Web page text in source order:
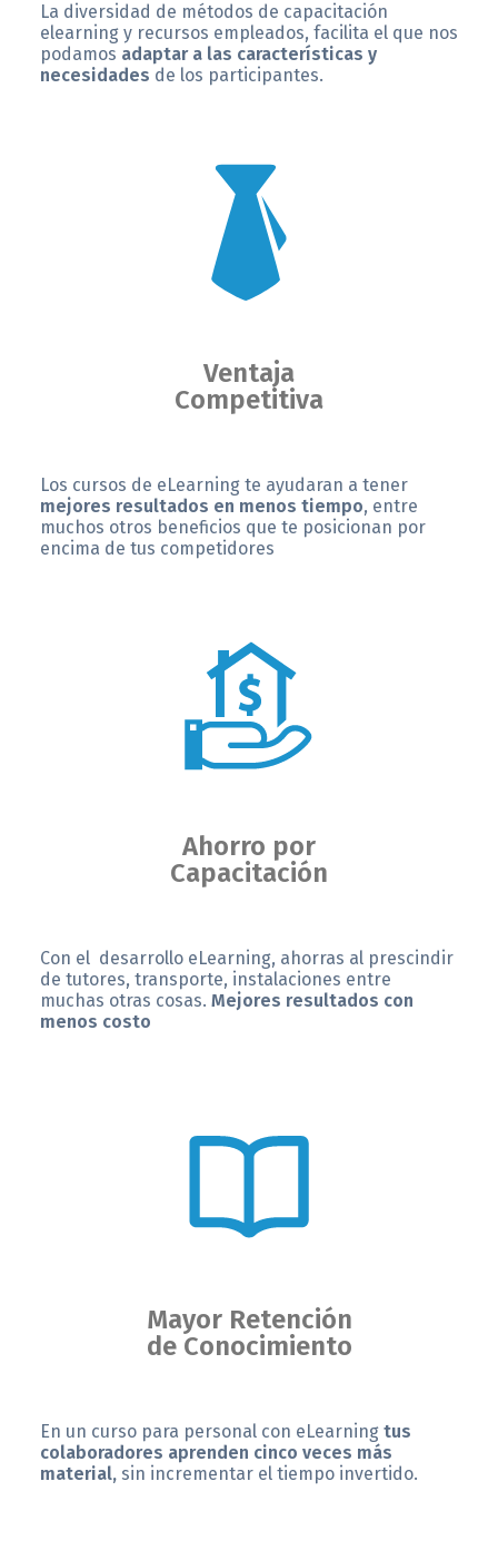
La diversidad de métodos de capacitación
elearning y recursos empleados, facilita el que nos
podamos adaptar a las características y
necesidades de los participantes.
Ventaja
Competitiva
Los cursos de eLearning te ayudaran a tener
mejores resultados en menos tiempo, entre
muchos otros beneficios que te posicionan por
encima de tus competidores
Ahorro por
Capacitación
Con el desarrollo eLearning, ahorras al prescindir
de tutores, transporte, instalaciones entre
muchas otras cosas. Mejores resultados con
menos costo
Mayor Retención
de Conocimiento
En un curso para personal con eLearning tus
colaboradores aprenden cinco veces más
material, sin incrementar el tiempo invertido.